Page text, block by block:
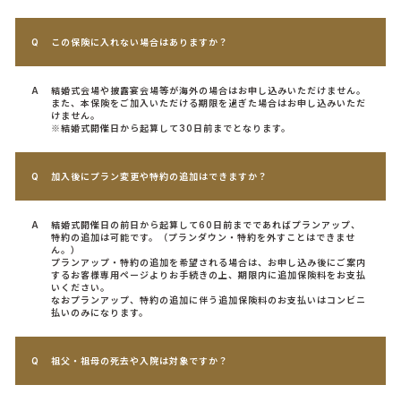
この保険に入れない場合はありますか？
結婚式会場や披露宴会場等が海外の場合はお申し込みいただけません。
また、本保険をご加入いただける期限を過ぎた場合はお申し込みいただ
けません。
※結婚式開催日から起算して30日前までとなります。
加入後にプラン変更や特約の追加はできますか？
結婚式開催日の前日から起算して60日前までであればプランアップ、
特約の追加は可能です。（プランダウン・特約を外すことはできませ
ん。）
プランアップ・特約の追加を希望される場合は、お申し込み後にご案内
するお客様専用ページよりお手続きの上、期限内に追加保険料をお支払
いください。
なおプランアップ、特約の追加に伴う追加保険料のお支払いはコンビニ
払いのみになります。
祖父・祖母の死去や入院は対象ですか？